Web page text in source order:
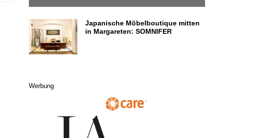
Japanische Möbelboutique mitten
in Margareten: SOMNIFER
Werbung